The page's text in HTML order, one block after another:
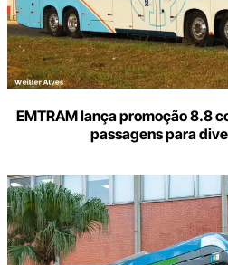
EMTRAM lança promoção 8.8
passagens para